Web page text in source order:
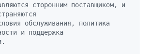
сторонним поставщиком, и
обслуживания, политика
и поддержка